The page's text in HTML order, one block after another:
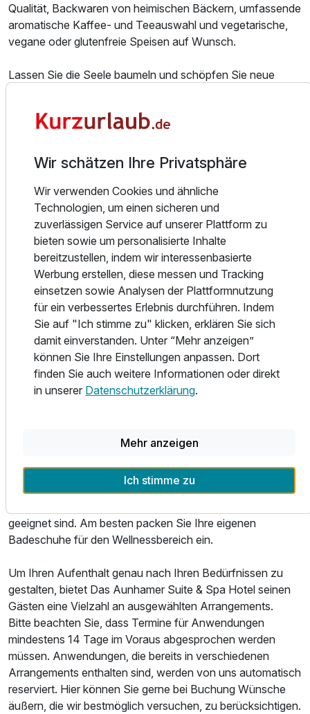
Qualität, Backwaren von heimischen Bäckern, umfassende
aromatische Kaffee- und Teeauswahl und vegetarische,
vegane oder glutenfreie Speisen auf Wunsch.
Lassen Sie die Seele baumeln und schöpfen Sie neue
der eigenen Persönlichkeit: sich Zeit für sich selbst nehmen
erfahren – fernab von Stress und der Hektik des Alltags.
Großzügiger Wohlfühlbereich mit Kräuter-Biosauna,
Steinbad und finnischer Sauna, Innen- und Außenpool,
Ruheraum mit Steinsalzwand und Massagebereich.
Behandlungen in unserer SPA sind gerne zubuchbar. Wir
bitten um telefonische Vorreservierung ca. 14 Tagen
Tagen vor Ihrer Anreise.
Wählen Sie ganz nach Ihrem Geschmack aus unserem
abwechslungsreichen Aktivitätsangebot aus:
- Gym mit MATRIX-Geräten
- Fitnessmatte auf dem Zimmer
- Golf-Pakete (Kooperation mit 10 Golfplätzen in der
Umgebung)
Saunen und die Pools liegen standardmäßig in allen
Zimmern auf. Bitte beachten Sie, dass die Zimmerslipper
geeignet sind. Am besten packen Sie Ihre eigenen
Badeschuhe für den Wellnessbereich ein.
Um Ihren Aufenthalt genau nach Ihren Bedürfnissen zu
gestalten, bietet Das Aunhamer Suite & Spa Hotel seinen
Gästen eine Vielzahl an ausgewählten Arrangements.
Bitte beachten Sie, dass Termine für Anwendungen
mindestens 14 Tage im Voraus abgesprochen werden
müssen. Anwendungen, die bereits in verschiedenen
Arrangements enthalten sind, werden von uns automatisch
reserviert. Hier können Sie gerne bei Buchung Wünsche
äußern, die wir bestmöglich versuchen, zu berücksichtigen.
Wir schätzen Ihre Privatsphäre
Wir verwenden Cookies und ähnliche
Technologien, um einen sicheren und
zuverlässigen Service auf unserer Plattform zu
bieten sowie um personalisierte Inhalte
bereitzustellen, indem wir interessenbasierte
Werbung erstellen, diese messen und Tracking
einsetzen sowie Analysen der Plattformnutzung
für ein verbessertes Erlebnis durchführen. Indem
Sie auf "Ich stimme zu" klicken, erklären Sie sich
damit einverstanden. Unter “Mehr anzeigen”
können Sie Ihre Einstellungen anpassen. Dort
finden Sie auch weitere Informationen oder direkt
in unserer Datenschutzerklärung.
Mehr anzeigen
Ich stimme zu